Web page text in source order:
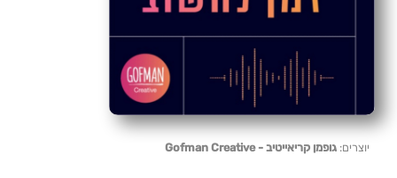
יוצרים: גופמן קריאייטיב - Gofman Creative